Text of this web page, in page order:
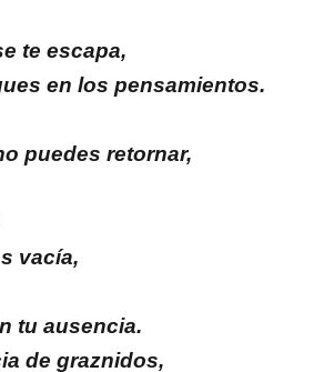
te escapa,
en los pensamientos.
puedes retornar,
vacía,
tu ausencia.
de graznidos,